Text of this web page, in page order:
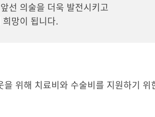
선 의술을 더욱 발전시키고
망이 됩니다.
위해 치료비와 수술비를 지원하기 위